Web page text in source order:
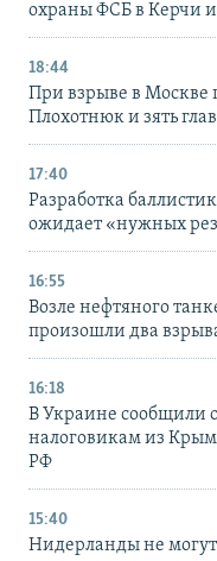
охраны ФСБ в Керчи
18:44
При взрыве в Москве
Плохотнюк и зять
17:40
Разработка
ожидает «нужных
16:55
Возле нефтяного
произошли два
16:18
В Украине сообщили
налоговикам из
РФ
15:40
Нидерланды не